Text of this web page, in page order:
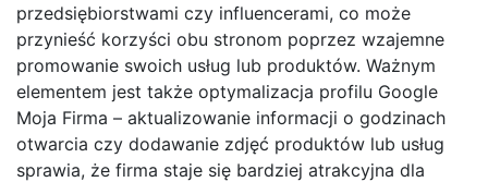
przedsiębiorstwami czy influencerami, co może
przynieść korzyści obu stronom poprzez wzajemne
promowanie swoich usług lub produktów. Ważnym
elementem jest także optymalizacja profilu Google
Moja Firma – aktualizowanie informacji o godzinach
otwarcia czy dodawanie zdjęć produktów lub usług
sprawia, że firma staje się bardziej atrakcyjna dla